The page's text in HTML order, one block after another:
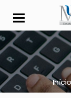
Início